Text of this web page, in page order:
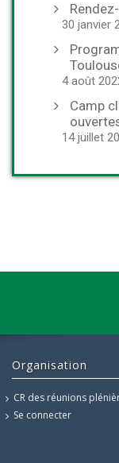
30 janvier
4 août
Camp
14 juillet
Organisation
CR des réunions
Se connecter